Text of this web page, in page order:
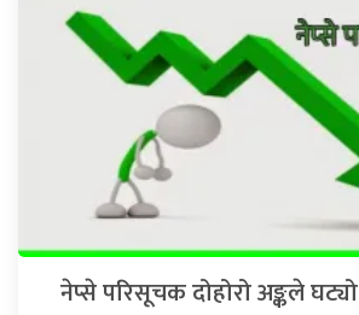
नेप्से परिसूचक दोहोरो अङ्कले घट्यो